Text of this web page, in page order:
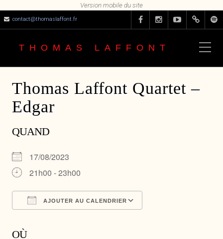
contact@thomaslaffont.fr
THOMAS LAFFONT
Thomas Laffont Quartet –
Edgar
QUAND
17/08/2023
21h00 - 23h00
AJOUTER AU CALENDRIER
OÙ